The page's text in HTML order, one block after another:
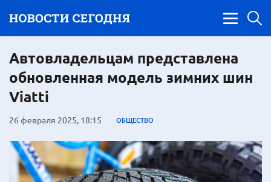
Автовладельцам представлена
обновленная модель зимних шин
Viatti
26 февраля 2025, 18:15 ОБЩЕСТВО